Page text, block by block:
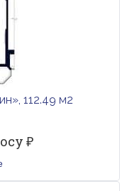
112.49 м2
₽